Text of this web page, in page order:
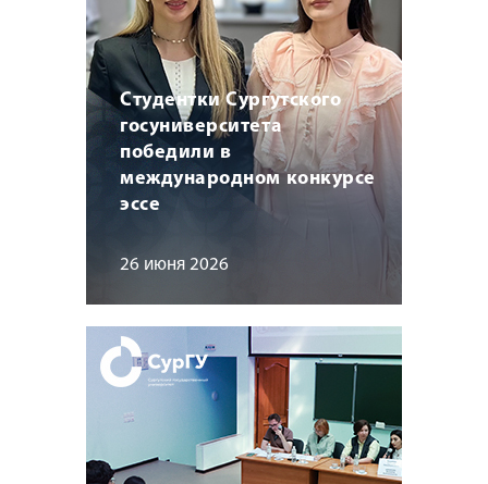
Студентки Сургутского
госуниверситета
победили в
международном конкурсе
эссе
26 июня 2026